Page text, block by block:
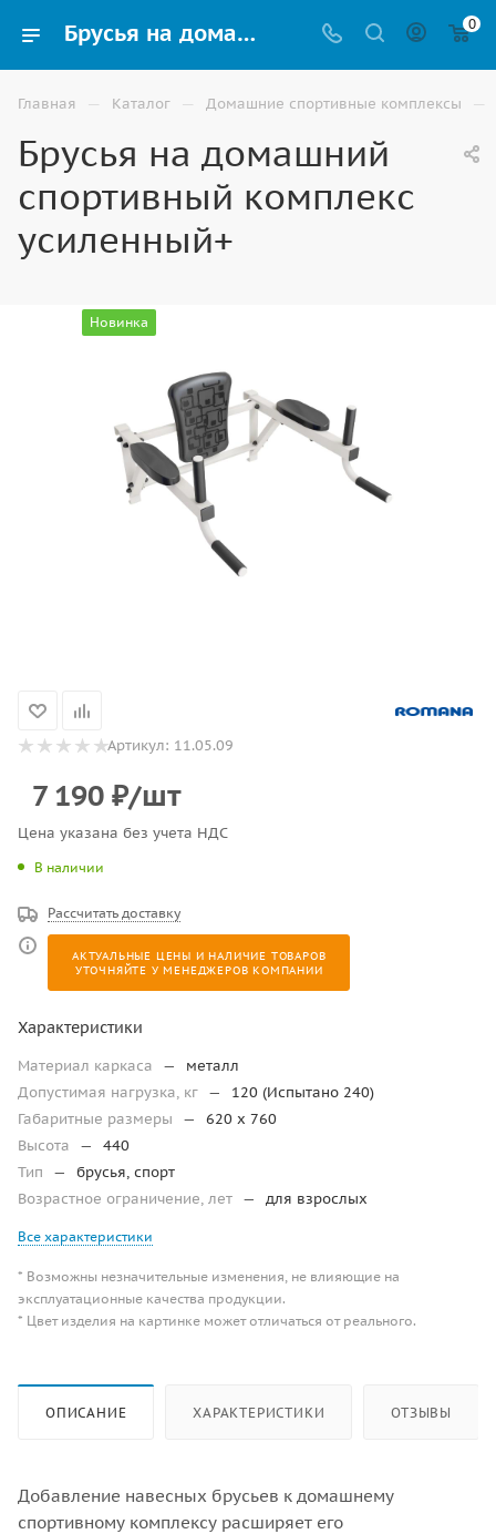
Брусья на домашний спортивный комплекс усиленный+ купить для дома, офиса и спортзала в Волгограде 0
Главная — Каталог — Домашние спортивные комплексы —
Брусья на домашний
спортивный комплекс
усиленный+
Новинка
Артикул: 11.05.09
7 190 ₽/шт
Цена указана без учета НДС
В наличии
Рассчитать доставку
АКТУАЛЬНЫЕ ЦЕНЫ И НАЛИЧИЕ ТОВАРОВ
УТОЧНЯЙТЕ У МЕНЕДЖЕРОВ КОМПАНИИ
Характеристики
Материал каркаса —
металл
Допустимая нагрузка, кг —
120 (Испытано 240)
Габаритные размеры
—
620 х 760
Высота
—
440
Тип
—
брусья, спорт
Возрастное ограничение, лет — для взрослых
Все характеристики
* Возможны незначительные изменения, не влияющие на
эксплуатационные качества продукции.
* Цвет изделия на картинке может отличаться от реального.
ОПИСАНИЕ ХАРАКТЕРИСТИКИ ОТЗЫВЫ
Добавление навесных брусьев к домашнему
спортивному комплексу расширяет его